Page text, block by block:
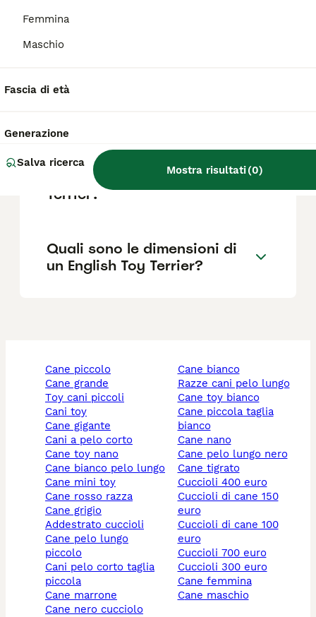
Femmina
Maschio
Fascia di età
Generazione
Salva ricerca
Mostra risultati(0)
di taglia piccola?
Quanto costa un English Toy
Terrier?
Quali sono le dimensioni di
un English Toy Terrier?
cane piccolo
cane grande
toy cani piccoli
cani toy
cane gigante
cani a pelo corto
cane toy nano
cane bianco pelo lungo
cane mini toy
cane rosso razza
cane grigio
addestrato cuccioli
cane pelo lungo
piccolo
cani pelo corto taglia
piccola
cane marrone
cane nero cucciolo
cane bianco
razze cani pelo lungo
cane toy bianco
cane piccola taglia
bianco
cane nano
cane pelo lungo nero
cane tigrato
cuccioli 400 euro
cuccioli di cane 150
euro
cuccioli di cane 100
euro
cuccioli 700 euro
cuccioli 300 euro
cane femmina
cane maschio